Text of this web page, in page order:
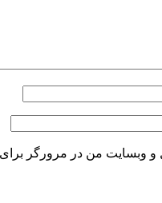
و وبسایت من در مرورگر